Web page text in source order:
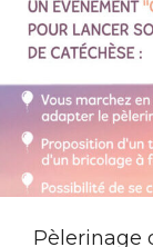
Pèlerinage